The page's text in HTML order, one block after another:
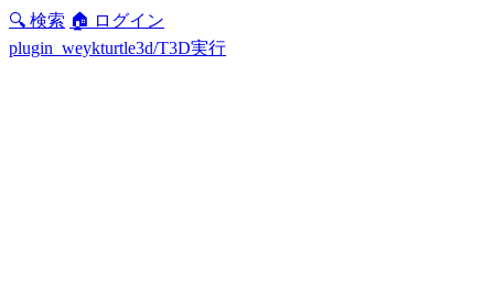
🔍 検索 🏠 ログイン
plugin_weykturtle3d/T3D実行